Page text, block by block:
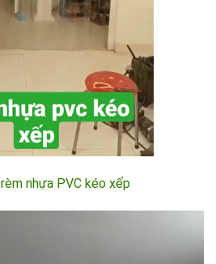
rèm nhựa PVC kéo xếp